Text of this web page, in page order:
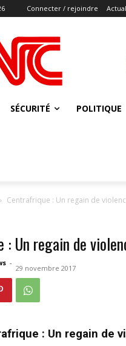
Connecter / rejoindre
SÉCURITÉ POLITIQUE
Centrafrique : Un regain de
: Un regain de
-
29 novembre 2017
: Un regain de